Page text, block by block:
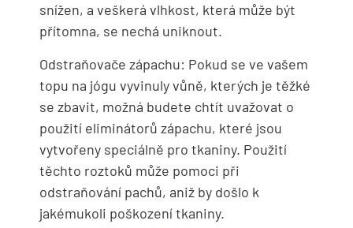
snížen, a veškerá vlhkost, která může být
přítomna, se nechá uniknout.
Odstraňovače zápachu: Pokud se ve vašem
topu na jógu vyvinuly vůně, kterých je těžké
se zbavit, možná budete chtít uvažovat o
použití eliminátorů zápachu, které jsou
vytvořeny speciálně pro tkaniny. Použití
těchto roztoků může pomoci při
odstraňování pachů, aniž by došlo k
jakémukoli poškození tkaniny.